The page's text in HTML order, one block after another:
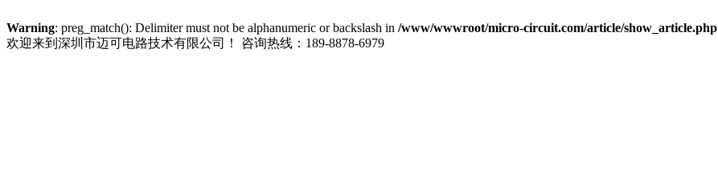
Warning: preg_match(): Delimiter must not be alphanumeric or backslash in /www/wwwroot/micro-circuit.com/article/show_article.php
欢迎来到深圳市迈可电路技术有限公司！
咨询热线：189-8878-6979